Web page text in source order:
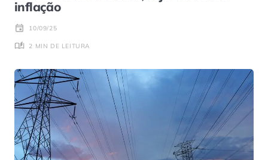
inflação
10/09/25
2 MIN DE LEITURA